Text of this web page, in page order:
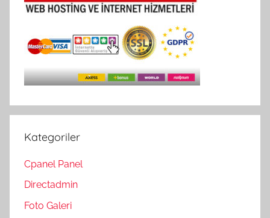
Kategoriler
Cpanel Panel
Directadmin
Foto Galeri